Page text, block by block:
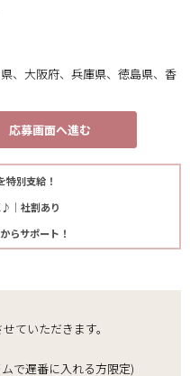
、大阪府、兵庫県、徳島県、香
応募画面へ進む
特別支給！
｜社割あり
らサポート！
ていただきます。
で遅番に入れる方限定)